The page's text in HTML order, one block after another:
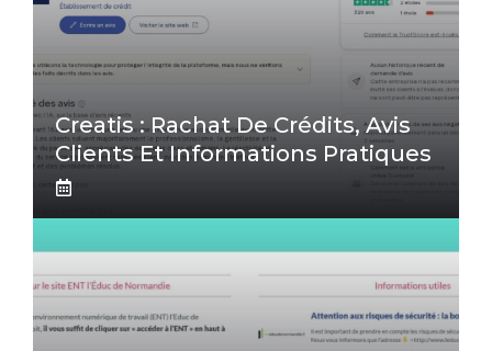
Creatis : Rachat De Crédits, Avis
Clients Et Informations Pratiques